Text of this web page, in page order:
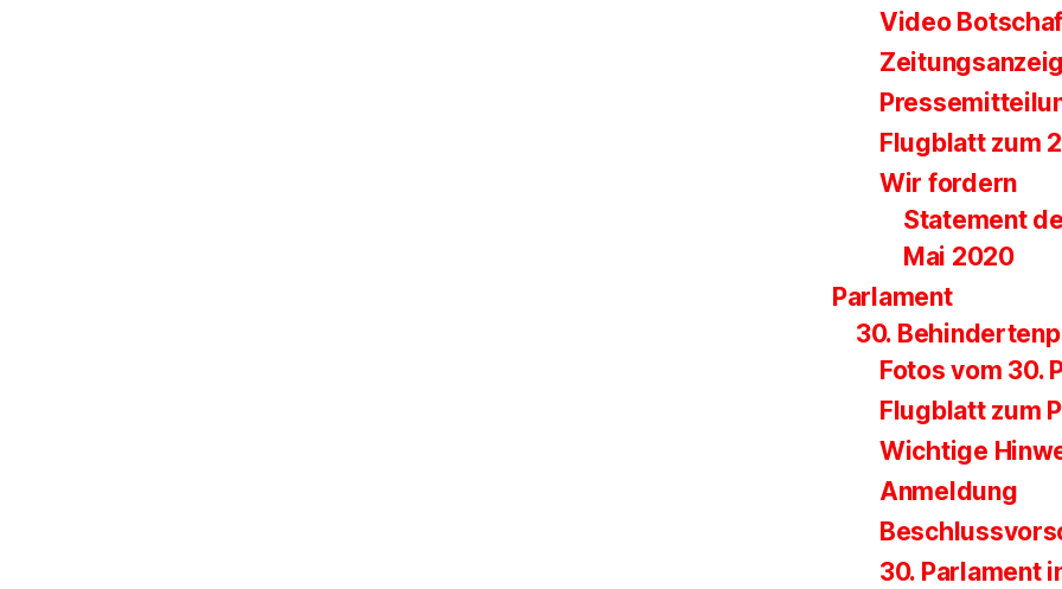
Video
Flugblatt zum
Wir fordern
Statement
Mai 2020
Parlament
30.
Fotos vom 30.
Flugblatt zum
Wichtige
Anmeldung
30. Parlament